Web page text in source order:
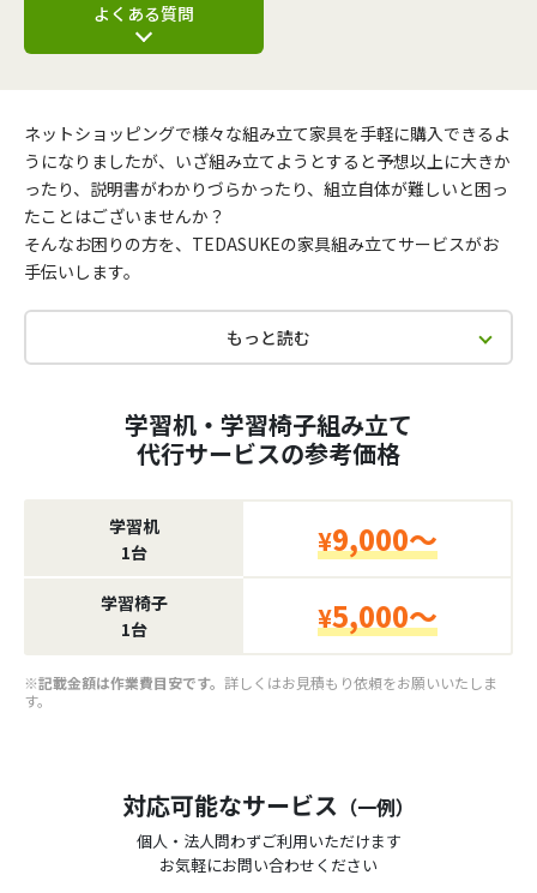
よくある質問
ネットショッピングで様々な組み立て家具を手軽に購入できるよ
うになりましたが、いざ組み立てようとすると予想以上に大きか
ったり、説明書がわかりづらかったり、組立自体が難しいと困っ
たことはございませんか？
そんなお困りの方を、TEDASUKEの家具組み立てサービスがお
手伝いします。
もっと読む
学習机・学習椅子組み立て
代行サービスの参考価格
学習机
1台
¥9,000～
学習椅子
1台
¥5,000～
※記載金額は作業費目安です。 詳しくはお見積もり依頼をお願いいたしま
す。
対応可能なサービス （一例）
個人・法人問わずご利用いただけます
お気軽にお問い合わせください